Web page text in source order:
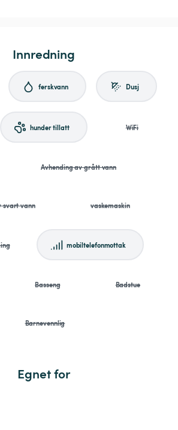
Innredning
ferskvann Dusj
hunder tillatt WiFi
Avhending av grått vann
svart vann vaskemaskin
mobiltelefonmottak
Basseng Badstue
Barnevennlig
Egnet for